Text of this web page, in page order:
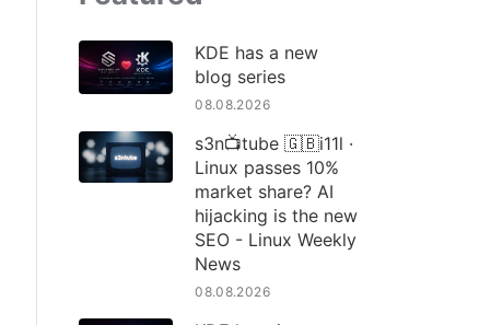
KDE has a new
blog series
08.08.2026
s3n📺tube 🇬🇧i11l ·
Linux passes 10%
market share? AI
hijacking is the new
SEO - Linux Weekly
News
08.08.2026